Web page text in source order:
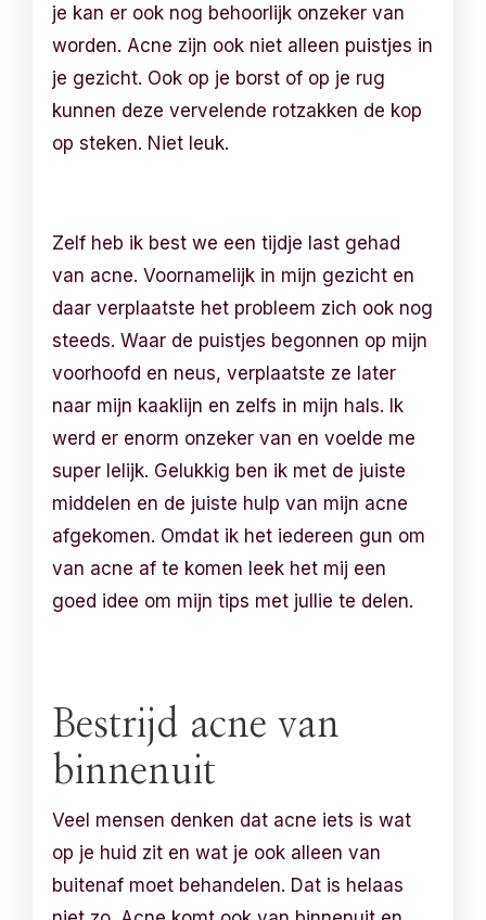
je kan er ook nog behoorlijk onzeker van
worden. Acne zijn ook niet alleen puistjes in
je gezicht. Ook op je borst of op je rug
kunnen deze vervelende rotzakken de kop
op steken. Niet leuk.
Zelf heb ik best we een tijdje last gehad
van acne. Voornamelijk in mijn gezicht en
daar verplaatste het probleem zich ook nog
steeds. Waar de puistjes begonnen op mijn
voorhoofd en neus, verplaatste ze later
naar mijn kaaklijn en zelfs in mijn hals. Ik
werd er enorm onzeker van en voelde me
super lelijk. Gelukkig ben ik met de juiste
middelen en de juiste hulp van mijn acne
afgekomen. Omdat ik het iedereen gun om
van acne af te komen leek het mij een
goed idee om mijn tips met jullie te delen.
Bestrijd acne van
binnenuit
Veel mensen denken dat acne iets is wat
op je huid zit en wat je ook alleen van
buitenaf moet behandelen. Dat is helaas